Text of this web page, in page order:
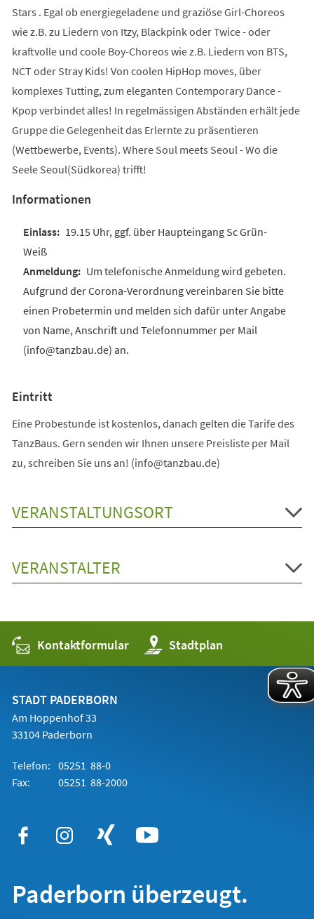
Stars . Egal ob energiegeladene und graziöse Girl-Choreos
wie z.B. zu Liedern von Itzy, Blackpink oder Twice - oder
kraftvolle und coole Boy-Choreos wie z.B. Liedern von BTS,
NCT oder Stray Kids! Von coolen HipHop moves, über
komplexes Tutting, zum eleganten Contemporary Dance -
Kpop verbindet alles! In regelmässigen Abständen erhält jede
Gruppe die Gelegenheit das Erlernte zu präsentieren
(Wettbewerbe, Events). Where Soul meets Seoul - Wo die
Seele Seoul(Südkorea) trifft!
Informationen
19.15 Uhr, ggf. über Haupteingang Sc Grün-
Weiß
Um telefonische Anmeldung wird gebeten.
Aufgrund der Corona-Verordnung vereinbaren Sie bitte
einen Probetermin und melden sich dafür unter Angabe
von Name, Anschrift und Telefonnummer per Mail
(info@tanzbau.de) an.
Eintritt
Eine Probestunde ist kostenlos, danach gelten die Tarife des
TanzBaus. Gern senden wir Ihnen unsere Preisliste per Mail
zu, schreiben Sie uns an! (info@tanzbau.de)
VERANSTALTUNGSORT
VERANSTALTER
Kontaktformular Stadtplan
(Öffnet
in
einem
STADT PADERBORN
Am Hoppenhof 33
33104 Paderborn
Telefon: 05251 88-0
Fax:
05251 88-2000
Paderborn überzeugt.